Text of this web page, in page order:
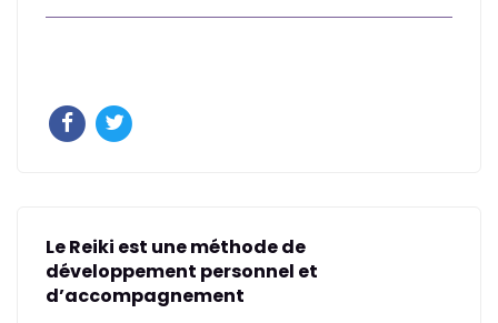
Le Reiki est une méthode de
développement personnel et
d’accompagnement